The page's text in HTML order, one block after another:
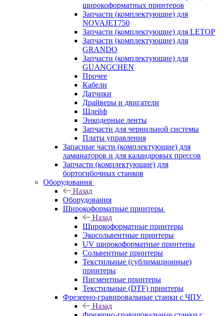
широкоформатных принтеров
Запчасти (комплектующие) для
NOVAJET750
Запчасти (комплектующие) для LETOP
Запчасти (комплектующие) для
GRANDO
Запчасти (комплектующие) для
GUANGCHEN
Прочее
Кабели
Датчики
Драйверы и двигатели
Шлейф
Энкодерные ленты
Запчасти для чернильной системы
Платы управления
Запасные части (комплектующие) для
ламинаторов и для каландровых прессов
Запчасти (комплектующие) для
бортогибочных станков
Оборудования
Назад
Оборудования
Широкоформатные принтеры
Назад
Широкоформатные принтеры
Экосольвентные принтеры
UV широкоформатные принтеры
Сольвентные принтеры
Текстильные (сублимационные)
принтеры
Пигментные принтеры
Текстильные (DTF) принтеры
Фрезерно-гравировальные станки с ЧПУ
Назад